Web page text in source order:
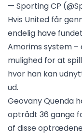
— Sporting CP
Hvis United får
endelig have
Amorims system –
mulighed for at
hvor han kan
ud.
Geovany Quenda
optrådt 36 gange
af disse